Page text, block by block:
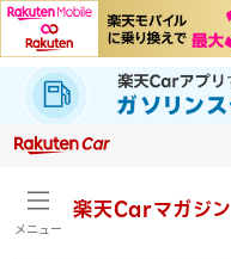
メニュー
楽天Carマガジン